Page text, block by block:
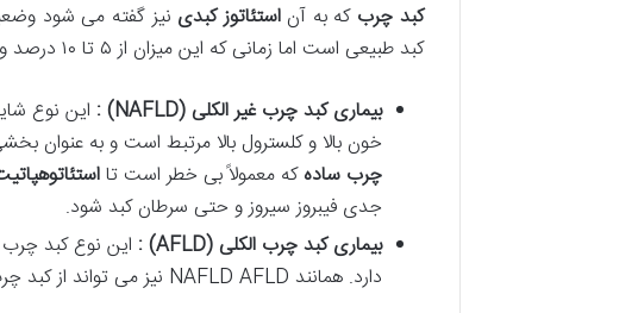
کبد چرب که به آناستئاتوز کبدی نیز گفته می شود
کبد طبیعی است اما زمانی که این میزان از ۵ تا ۱۰ درصد وزن کبد بیشتر شود به عنوان کبد چرب شناخته می شود. کبد چرب به دو نوع اصلی تقسیم می شود :
بیماری کبد چرب غیر الکلی(NAFLD)
:
خون بالا و کلسترول بالا مرتبط است و به عنوان
چرب سادهکه معمولاً بی خطر است تا
جدی فیبروز سیروز و حتی سرطان کبد شود.
بیماری کبد چرب الکلی(AFLD)
:
دارد. همانند NAFLD AFLD نیز می تواند از کبد چرب ساده تا استئاتوهپاتیت الکلی و سیروز پیشرفت کند.